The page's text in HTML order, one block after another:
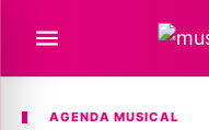
AGENDA MUSICAL